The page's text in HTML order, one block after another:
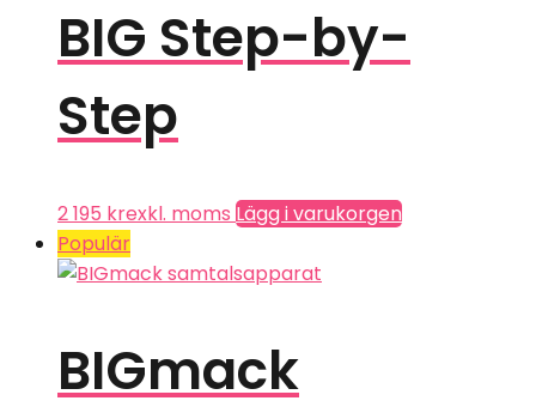
BIG Step-by-
Step
2 195 krexkl. moms Lägg i varukorgen
Populär
BIGmack